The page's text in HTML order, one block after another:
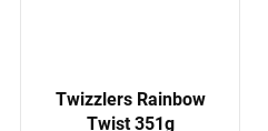
Twizzlers Rainbow
Twist 351g